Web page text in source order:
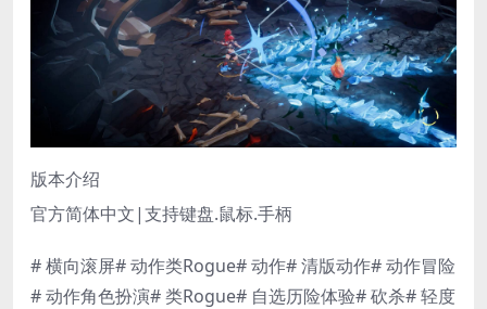
版本介绍
官方简体中文|支持键盘.鼠标.手柄
# 横向滚屏# 动作类Rogue# 动作# 清版动作# 动作冒险
# 动作角色扮演# 类Rogue# 自选历险体验# 砍杀# 轻度